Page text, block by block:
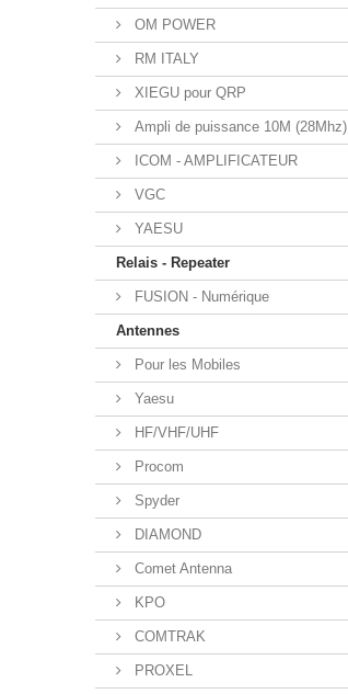
OM POWER
RM ITALY
XIEGU pour QRP
Ampli de puissance 10M (28Mhz)
ICOM - AMPLIFICATEUR
VGC
YAESU
Relais - Repeater
FUSION - Numérique
Antennes
Pour les Mobiles
Yaesu
HF/VHF/UHF
Procom
Spyder
DIAMOND
Comet Antenna
KPO
COMTRAK
PROXEL